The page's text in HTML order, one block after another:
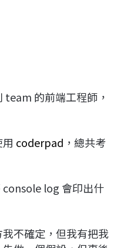
的前端工程師，
coderpad ，總共考
console log 會印出什
不確定，但我有把我